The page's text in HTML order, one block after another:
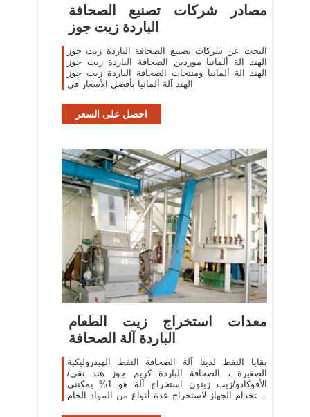
مصادر شركات تصنيع الصحافة
الباردة زيت جوز
البحث عن شركات تصنيع الصحافة الباردة زيت جوز
الهند آلة ألمانيا موردين الصحافة الباردة زيت جوز
الهند آلة ألمانيا ومنتجات الصحافة الباردة زيت جوز
الهند آلة ألمانيا بأفضل الأسعار في
احصل على السعر
معدات استخراج زيت الطعام
الباردة آلة الصحافة
بقايا النفط لدينا آلة الصحافة النفط الهيدروليكية
الصغيرة ، الصحافة الباردة كريم جوز هند نقي/
الأفوكادو/زيت زيتون استخراج آلة هو 1% يمكنني
استخدام الجهاز لاستخراج عدة أنواع من المواد الخام